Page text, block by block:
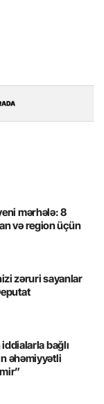
mərhələ: 8
və region üçün
zəruri sayanlar
bağlı
əhəmiyyətli